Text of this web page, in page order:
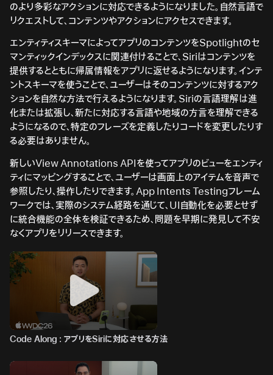
のより多彩なアクションに対応できるようになりました。自然言語で
リクエストして、コンテンツやアクションにアクセスできます。
エンティティスキーマによってアプリのコンテンツをSpotlightのセ
マンティックインデックスに関連付けることで、Siriはコンテンツを
提供するとともに帰属情報をアプリに返せるようになります。インテ
ントスキーマを使うことで、ユーザーはそのコンテンツに対するアク
ションを自然な方法で行えるようになります。Siriの言語理解は進
化または拡張し、新たに対応する言語や地域の方言を理解できる
ようになるので、特定のフレーズを定義したりコードを変更したりす
る必要はありません。
新しいView Annotations APIを使ってアプリのビューをエンティ
ティにマッピングすることで、ユーザーは画面上のアイテムを音声で
参照したり、操作したりできます。App Intents Testingフレーム
ワークでは、実際のシステム経路を通じて、UI自動化を必要とせず
に統合機能の全体を検証できるため、問題を早期に発見して不安
なくアプリをリリースできます。
Code Along：アプリをSiriに対応させる方法